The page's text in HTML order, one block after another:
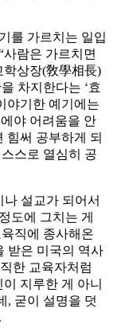
를 가르치는 일입
람은 가르치면
학상장(敎學相長)
차지한다는 ‘효
야기한 예기에는
야 어려움을 안
힘써 공부하게 되
스로 열심히 공
설교가 되어서
도에 그치는 게
직에 종사해온
받은 미국의 역사
한 교육자처럼
지루한 게 아니
, 굳이 설명을 덧